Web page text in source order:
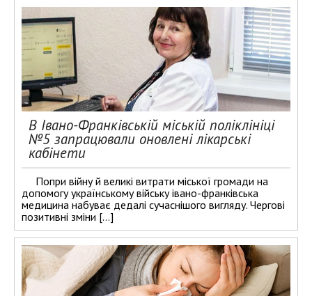
В Івано-Франківській міській поліклініці
№5 запрацювали оновлені лікарські
кабінети
Попри війну й великі витрати міської громади на
допомогу українському війську івано-франківська
медицина набуває дедалі сучаснішого вигляду. Чергові
позитивні зміни […]